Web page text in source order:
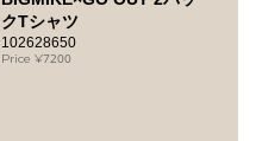
クTシャツ
102628650
7200